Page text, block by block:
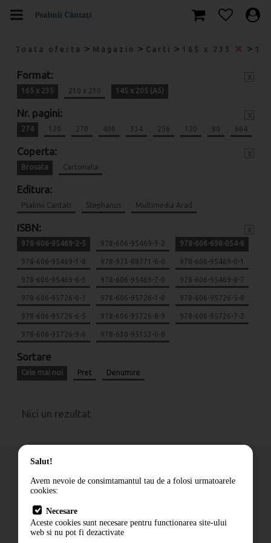
Toata oferta > Magazin > Carti > 165 x 235 >
Format:
165 x 235 210 x 210 145 x 205 (A5)
Nr. pagini:
274 120 270 400 334 256 120 80 664
Coperta:
Brosata Cartonata
Editura:
Psalmii Cantati Stephanus Multimedia Arad
ISBN:
978-606-95469-2-5 978-606-95469-3-2 978-606-698-054-8
978-606-95469-1-8 978-973-88771-6-0 978-606-95469-0-1
978-606-95469-6-3 978-606-95469-7-0 978-606-95469-8-7
978-606-95726-0-3 978-606-95726-1-0 978-606-95726-5-8
978-606-95726-6-5 978-606-95726-8-9 978-606-95726-7-2
978-606-95726-9-6 978-630-95153-0-8
Sortare
Cele mai noi Pret Denumire
Nici un rezultat
Cum comand
Livrare
Contact
Salut!
Avem nevoie de consimtamantul tau de a folosi urmatoarele
cookies:
Necesare
Aceste cookies sunt necesare pentru functionarea site-ului
web si nu pot fi dezactivate